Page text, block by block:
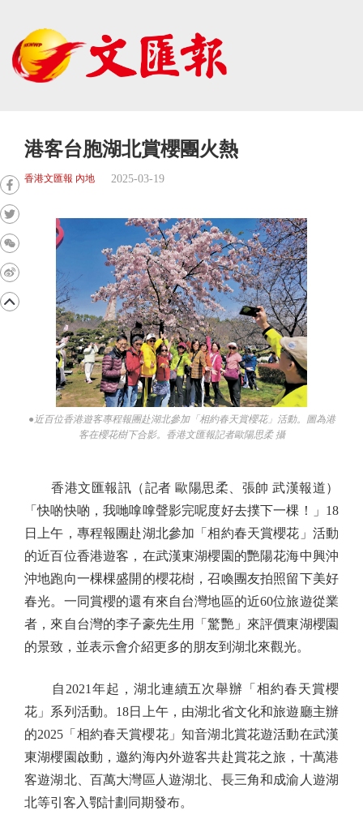
港客台胞湖北賞櫻團火熱
香港文匯報 內地 2025-03-19
●近百位香港遊客專程報團赴湖北參加「相約春天賞櫻花」活動。圖為港
客在櫻花樹下合影。香港文匯報記者歐陽思柔 攝
香港文匯報訊（記者 歐陽思柔、張帥 武漢報道）
「快啲快啲，我哋嗱嗱聲影完呢度好去撲下一棵！」18
日上午，專程報團赴湖北參加「相約春天賞櫻花」活動
的近百位香港遊客，在武漢東湖櫻園的艷陽花海中興沖
沖地跑向一棵棵盛開的櫻花樹，召喚團友拍照留下美好
春光。一同賞櫻的還有來自台灣地區的近60位旅遊從業
者，來自台灣的李子豪先生用「驚艷」來評價東湖櫻園
的景致，並表示會介紹更多的朋友到湖北來觀光。
自2021年起，湖北連續五次舉辦「相約春天賞櫻
花」系列活動。18日上午，由湖北省文化和旅遊廳主辦
的2025「相約春天賞櫻花」知音湖北賞花遊活動在武漢
東湖櫻園啟動，邀約海內外遊客共赴賞花之旅，十萬港
客遊湖北、百萬大灣區人遊湖北、長三角和成渝人遊湖
北等引客入鄂計劃同期發布。